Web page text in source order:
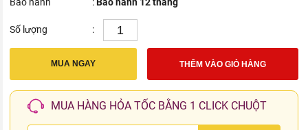
Số lượng :
MUA NGAY THÊM VÀO GIỎ HÀNG
MUA HÀNG HỎA TỐC BẰNG 1 CLICK CHUỘT